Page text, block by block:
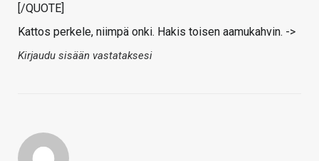
[/QUOTE]
Kattos perkele, niimpä onki. Hakis toisen aamukahvin. ->
Kirjaudu sisään vastataksesi